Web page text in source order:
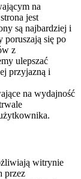
na
jest
są najbardziej i
się po
z
ulepszać
przyjazną i
na wydajność
witrynie
przez